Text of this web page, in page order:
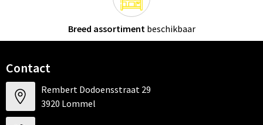
Breed assortimentbeschikbaar
Contact
Rembert Dodoensstraat 29
3920 Lommel